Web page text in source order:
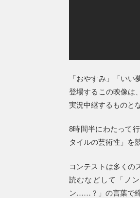
「おやすみ」「い
登場するこの映像は
実況中継するものと
8時間半にわたって
タイルの芸術性」を
コンテストは多くの
読むなどして「ノ
ン……？」の言葉で締